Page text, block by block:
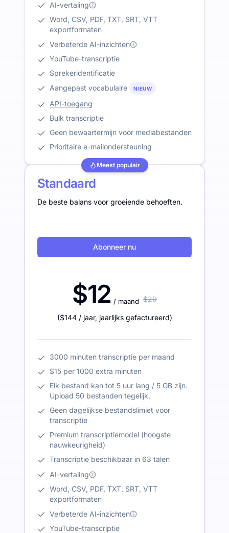
AI-vertaling
Word, CSV, PDF, TXT, SRT, VTT
exportformaten
Verbeterde AI-inzichten
YouTube-transcriptie
Sprekeridentificatie
Aangepast vocabulaire
NIEUW
API-toegang
Bulk transcriptie
Geen bewaartermijn voor mediabestanden
Prioritaire e-mailondersteuning
Meest populair
Standaard
De beste balans voor groeiende behoeften.
Abonneer nu
$12 / maand $20
($144 / jaar, jaarlijks gefactureerd)
3000 minuten transcriptie per maand
$15 per 1000 extra minuten
Elk bestand kan tot 5 uur lang / 5 GB zijn.
Upload 50 bestanden tegelijk.
Geen dagelijkse bestandslimiet voor
transcriptie
Premium transcriptiemodel (hoogste
nauwkeurigheid)
Transcriptie beschikbaar in 63 talen
AI-vertaling
Word, CSV, PDF, TXT, SRT, VTT
exportformaten
Verbeterde AI-inzichten
YouTube-transcriptie